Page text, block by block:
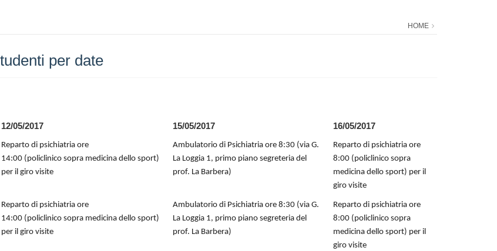
HOME
per date
12/05/2017 15/05/2017
16/05/2017
Reparto di psichiatria ore
14:00 (policlinico sopra medicina dello sport)
per il giro visite
Ambulatorio di Psichiatria ore 8:30 (via G.
La Loggia 1, primo piano segreteria del
prof. La Barbera)
Reparto di psichiatria ore
8:00 (policlinico sopra
medicina dello sport) per il
giro visite
Reparto di psichiatria ore
14:00 (policlinico sopra medicina dello sport)
per il giro visite
Ambulatorio di Psichiatria ore 8:30 (via G.
La Loggia 1, primo piano segreteria del
prof. La Barbera)
Reparto di psichiatria ore
8:00 (policlinico sopra
medicina dello sport) per il
giro visite